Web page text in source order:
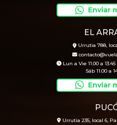
Enviar
EL
Urrutia 788,
Lun a Vie 11.00 a 13.45
Sáb 11.00 a
Enviar
Urrutia 235, local 6,